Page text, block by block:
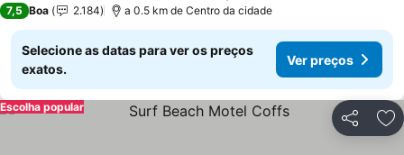
7,5 Boa 2.184 a 0.5 km de Centro da cidade
Selecione as datas para ver os preços
exatos.
Ver preços
Partilhar
Escolha popular